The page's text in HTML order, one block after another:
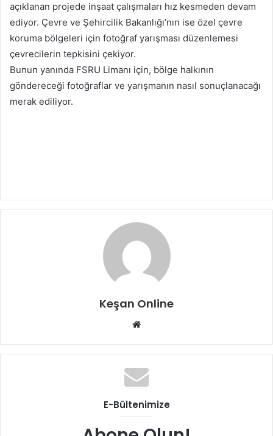
açıklanan projede inşaat çalışmaları hız kesmeden devam
ediyor. Çevre ve Şehircilik Bakanlığı’nın ise özel çevre
koruma bölgeleri için fotoğraf yarışması düzenlemesi
çevrecilerin tepkisini çekiyor.
Bunun yanında FSRU Limanı için, bölge halkının
göndereceği fotoğraflar ve yarışmanın nasıl sonuçlanacağı
merak ediliyor.
Keşan Online
Web
E-Bültenimize